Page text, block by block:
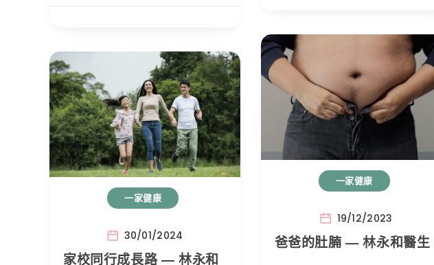
一家健康
30/01/2024
家校同行成長路 — 林永和
一家健康
19/12/2023
爸爸的肚腩 — 林永和醫生